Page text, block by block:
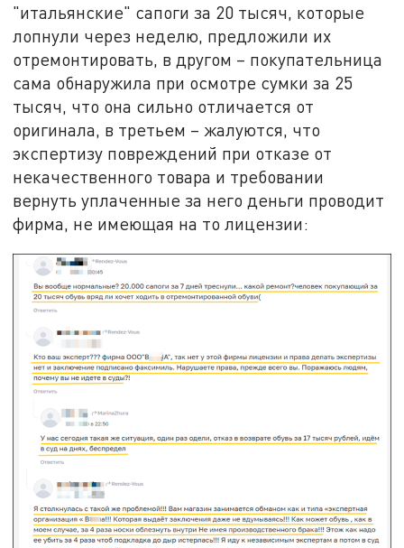
"итальянские" сапоги за 20 тысяч, которые
лопнули через неделю, предложили их
отремонтировать, в другом – покупательница
сама обнаружила при осмотре сумки за 25
тысяч, что она сильно отличается от
оригинала, в третьем – жалуются, что
экспертизу повреждений при отказе от
некачественного товара и требовании
вернуть уплаченные за него деньги проводит
фирма, не имеющая на то лицензии: